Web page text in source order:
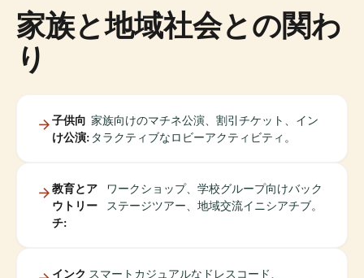
家族と地域社会との関わ
り
子供向
け公演:
家族向けのマチネ公演、割引チケット、イン
タラクティブなロビーアクティビティ。
教育とア
ウトリー
チ:
ワークショップ、学校グループ向けバック
ステージツアー、地域交流イニシアチブ。
インク スマートカジュアルなドレスコード、